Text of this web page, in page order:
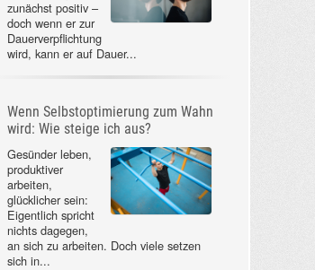
zunächst positiv –
doch wenn er zur
Dauerverpflichtung
wird, kann er auf Dauer...
Wenn Selbstoptimierung zum Wahn
wird: Wie steige ich aus?
Gesünder leben,
produktiver
arbeiten,
glücklicher sein:
Eigentlich spricht
nichts dagegen,
an sich zu arbeiten. Doch viele setzen
sich in...